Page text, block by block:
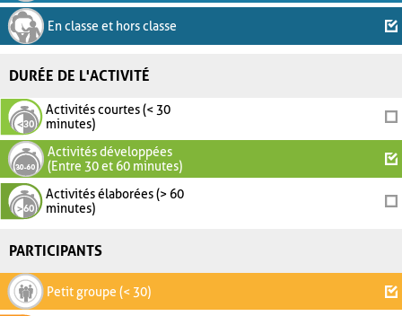
En classe et hors classe
DURÉE DE L'ACTIVITÉ
Activités courtes (< 30
minutes)
Activités développées
(Entre 30 et 60 minutes)
Activités élaborées (> 60
minutes)
PARTICIPANTS
Petit groupe (< 30)